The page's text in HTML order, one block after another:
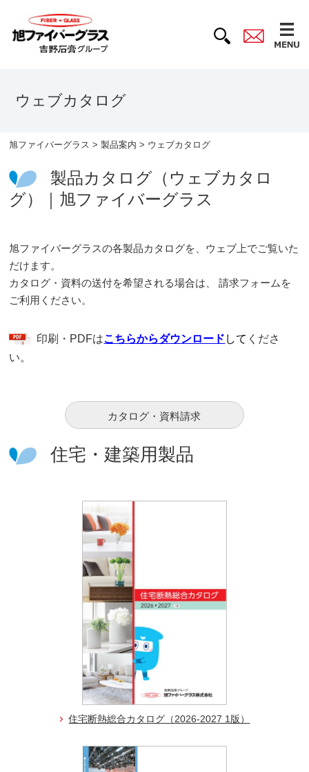
ウェブカタログ
旭ファイバーグラス >製品案内 > ウェブカタログ
製品カタログ（ウェブカタロ
グ）｜旭ファイバーグラス
旭ファイバーグラスの各製品カタログを、ウェブ上でご覧いた
だけます。
カタログ・資料の送付を希望される場合は、 請求フォームを
ご利用ください。
印刷・PDFはこちらからダウンロード して くださ
い。
カタログ・資料請求
住宅・建築用製品
住宅断熱総合カタログ（2026-2027 1版）